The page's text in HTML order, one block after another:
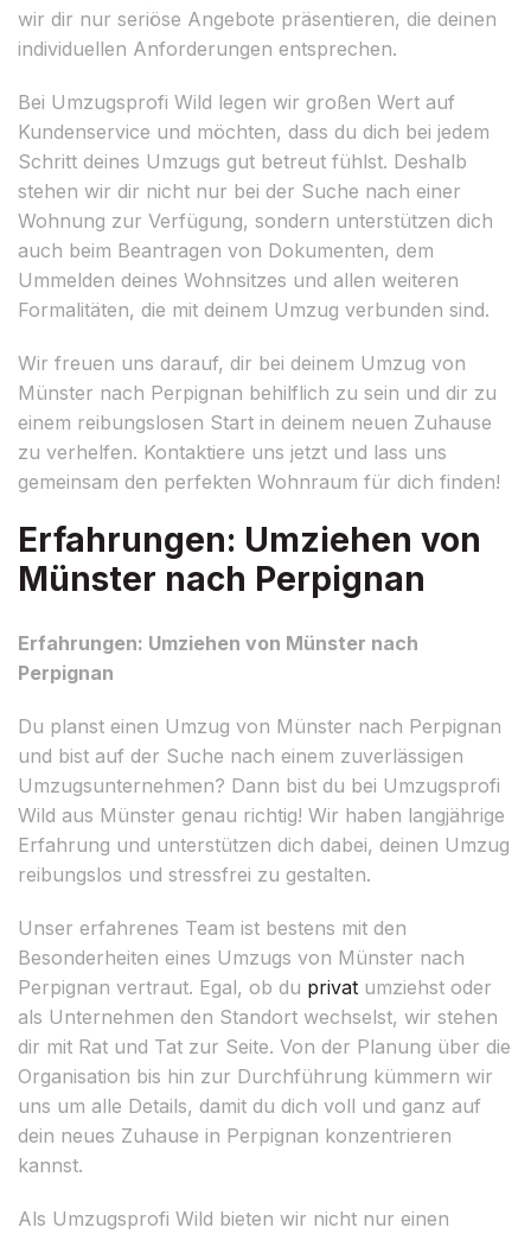
wir dir nur seriöse Angebote präsentieren, die deinen
individuellen Anforderungen entsprechen.
Bei Umzugsprofi Wild legen wir großen Wert auf
Kundenservice und möchten, dass du dich bei jedem
Schritt deines Umzugs gut betreut fühlst. Deshalb
stehen wir dir nicht nur bei der Suche nach einer
Wohnung zur Verfügung, sondern unterstützen dich
auch beim Beantragen von Dokumenten, dem
Ummelden deines Wohnsitzes und allen weiteren
Formalitäten, die mit deinem Umzug verbunden sind.
Wir freuen uns darauf, dir bei deinem Umzug von
Münster nach Perpignan behilflich zu sein und dir zu
einem reibungslosen Start in deinem neuen Zuhause
zu verhelfen. Kontaktiere uns jetzt und lass uns
gemeinsam den perfekten Wohnraum für dich finden!
Erfahrungen: Umziehen von
Münster nach Perpignan
Erfahrungen: Umziehen von Münster nach
Perpignan
Du planst einen Umzug von Münster nach Perpignan
und bist auf der Suche nach einem zuverlässigen
Umzugsunternehmen? Dann bist du bei Umzugsprofi
Wild aus Münster genau richtig! Wir haben langjährige
Erfahrung und unterstützen dich dabei, deinen Umzug
reibungslos und stressfrei zu gestalten.
Unser erfahrenes Team ist bestens mit den
Besonderheiten eines Umzugs von Münster nach
Perpignan vertraut. Egal, ob du privat umziehst oder
als Unternehmen den Standort wechselst, wir stehen
dir mit Rat und Tat zur Seite. Von der Planung über die
Organisation bis hin zur Durchführung kümmern wir
uns um alle Details, damit du dich voll und ganz auf
dein neues Zuhause in Perpignan konzentrieren
kannst.
Als Umzugsprofi Wild bieten wir nicht nur einen